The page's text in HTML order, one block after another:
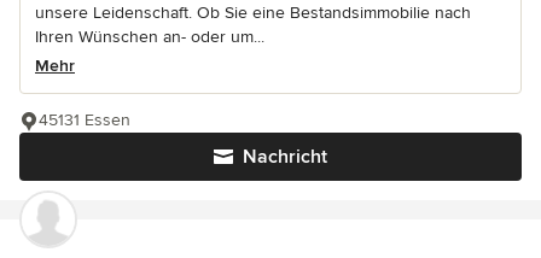
unsere Leidenschaft. Ob Sie eine Bestandsimmobilie nach
Ihren Wünschen an- oder um...
Mehr
Nachricht
45131 Essen